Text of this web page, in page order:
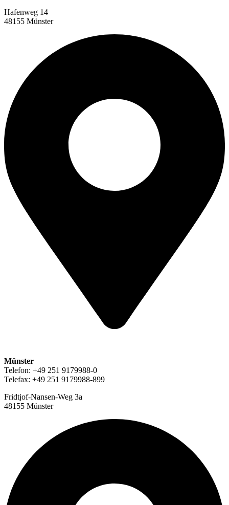
Hafenweg 14
48155 Münster
Münster
Telefon: +49 251 9179988-0
Telefax: +49 251 9179988-899
Fridtjof-Nansen-Weg 3a
48155 Münster